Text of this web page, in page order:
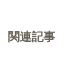
関連記事